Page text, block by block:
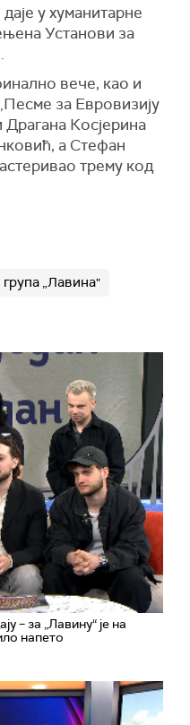
у хуманитарне
Установи за
вече, као и
за Евровизију
Косјерина
а Стефан
трему код
група „Лавина"
– за „Лавину“ је на
напето